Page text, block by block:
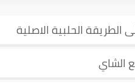
الحلبية الاصلية
الشاي